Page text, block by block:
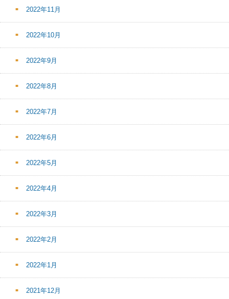
2022年11月
2022年10月
2022年9月
2022年8月
2022年7月
2022年6月
2022年5月
2022年4月
2022年3月
2022年2月
2022年1月
2021年12月